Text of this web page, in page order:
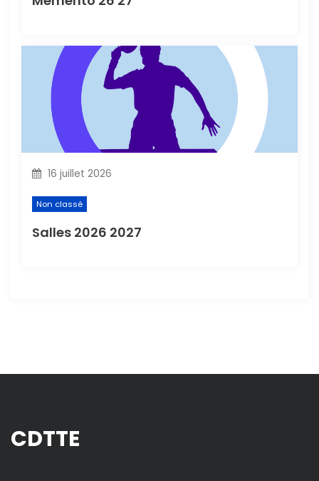
16 juillet 2026
Non classé
Salles 2026 2027
CDTTE